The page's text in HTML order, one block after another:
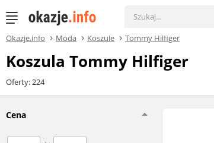
Okazje.info Moda Koszule Tommy Hilfiger
Koszula Tommy Hilfiger
Oferty: 224
Cena